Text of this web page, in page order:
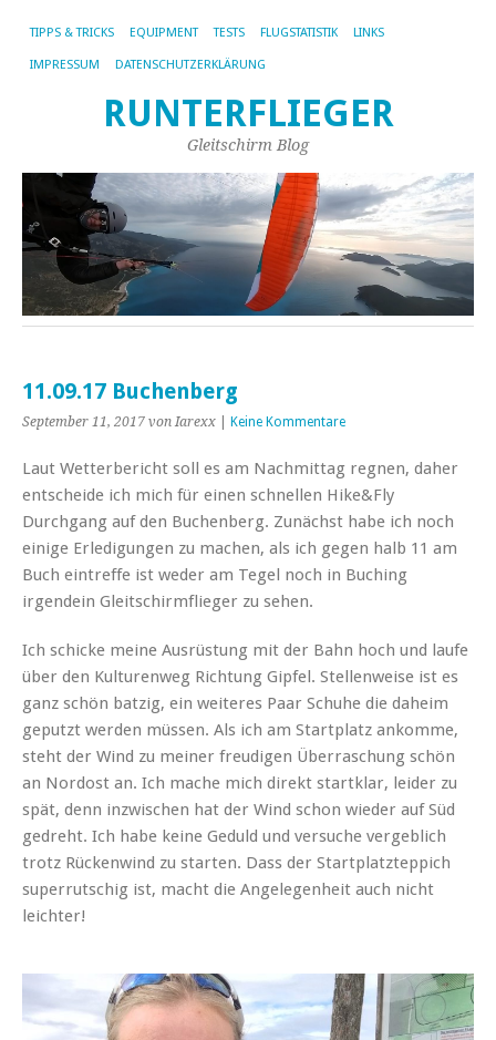
TIPPS & TRICKS EQUIPMENT TESTS FLUGSTATISTIK LINKS
IMPRESSUM DATENSCHUTZERKLÄRUNG
RUNTERFLIEGER
Gleitschirm Blog
11.09.17 Buchenberg
September 11, 2017 von Iarexx Keine Kommentare
Laut Wetterbericht soll es am Nachmittag regnen, daher
entscheide ich mich für einen schnellen Hike&Fly
Durchgang auf den Buchenberg. Zunächst habe ich noch
einige Erledigungen zu machen, als ich gegen halb 11 am
Buch eintreffe ist weder am Tegel noch in Buching
irgendein Gleitschirmflieger zu sehen.
Ich schicke meine Ausrüstung mit der Bahn hoch und laufe
über den Kulturenweg Richtung Gipfel. Stellenweise ist es
ganz schön batzig, ein weiteres Paar Schuhe die daheim
geputzt werden müssen. Als ich am Startplatz ankomme,
steht der Wind zu meiner freudigen Überraschung schön
an Nordost an. Ich mache mich direkt startklar, leider zu
spät, denn inzwischen hat der Wind schon wieder auf Süd
gedreht. Ich habe keine Geduld und versuche vergeblich
trotz Rückenwind zu starten. Dass der Startplatzteppich
superrutschig ist, macht die Angelegenheit auch nicht
leichter!